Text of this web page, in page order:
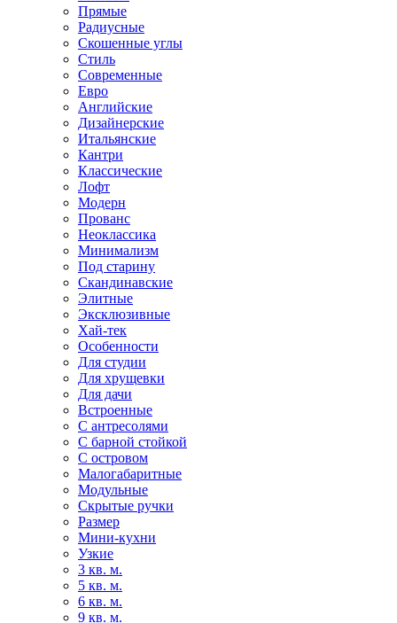
Прямые
Радиусные
Скошенные углы
Стиль
Современные
Евро
Английские
Дизайнерские
Итальянские
Кантри
Классические
Лофт
Модерн
Прованс
Неоклассика
Минимализм
Под старину
Скандинавские
Элитные
Эксклюзивные
Хай-тек
Особенности
Для студии
Для хрущевки
Для дачи
Встроенные
С антресолями
С барной стойкой
С островом
Малогабаритные
Модульные
Скрытые ручки
Размер
Мини-кухни
Узкие
3 кв. м.
5 кв. м.
6 кв. м.
9 кв. м.